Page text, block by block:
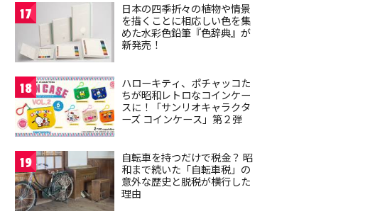
17
日本の四季折々の植物や情景
を描くことに相応しい色を集
めた水彩色鉛筆『色辞典』が
新発売！
18
ハローキティ、ポチャッコた
ちが昭和レトロなコインケー
スに！「サンリオキャラクタ
ーズ コインケース」第２弾
19
自転車を持つだけで税金？ 昭
和まで続いた「自転車税」の
意外な歴史と脱税が横行した
理由